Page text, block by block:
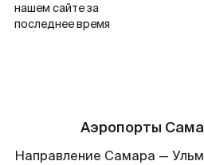
нашем сайте за
последнее время
Аэропорты
Направление Самара —